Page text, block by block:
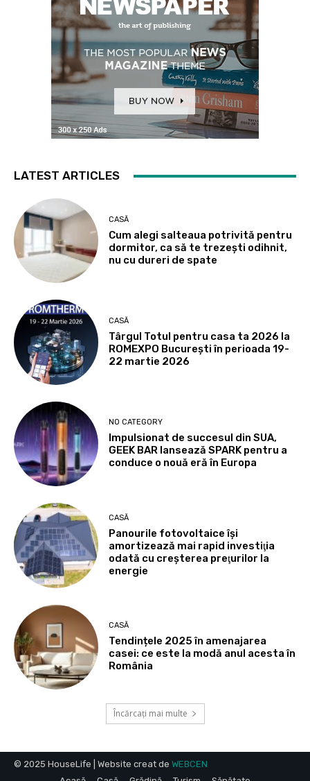
LATEST ARTICLES
CASĂ
Cum alegi salteaua potrivită pentru
dormitor, ca să te trezești odihnit,
nu cu dureri de spate
CASĂ
Târgul Totul pentru casa ta 2026 la
ROMEXPO Bucureşti în perioada 19-
22 martie 2026
NO CATEGORY
Impulsionat de succesul din SUA,
GEEK BAR lansează SPARK pentru a
conduce o nouă eră în Europa
CASĂ
Panourile fotovoltaice îşi
amortizează mai rapid investiţia
odată cu creşterea preţurilor la
energie
CASĂ
Tendințele 2025 în amenajarea
casei: ce este la modă anul acesta în
România
Încărcați mai multe
© 2025 HouseLife | Website creat de WEBCEN